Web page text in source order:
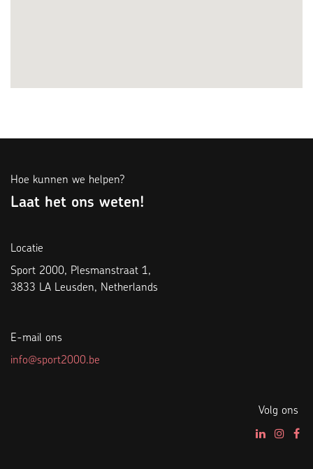
Hoe kunnen we helpen?
Laat het ons weten!
Locatie
Sport 2000, Plesmanstraat 1,
3833 LA Leusden, Netherlands
E-mail ons
info@sport2000.be
Volg ons